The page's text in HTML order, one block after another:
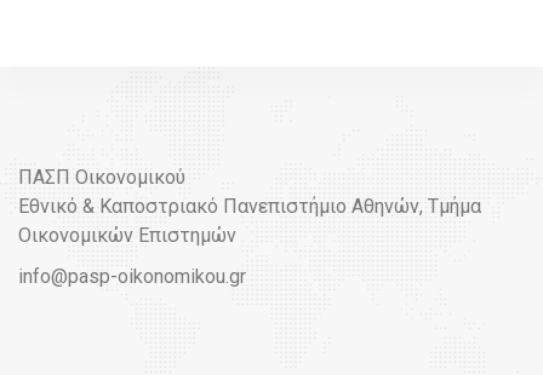
ΠΑΣΠ Οικονομικού
Εθνικό & Καποστριακό Πανεπιστήμιο Αθηνών, Τμήμα
Οικονομικών Επιστημών
info@pasp-oikonomikou.gr